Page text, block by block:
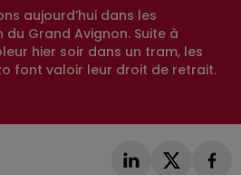
aujourd’hui dans les
Grand Avignon. Suite à
hier soir dans un tram, les
font valoir leur droit de retrait.